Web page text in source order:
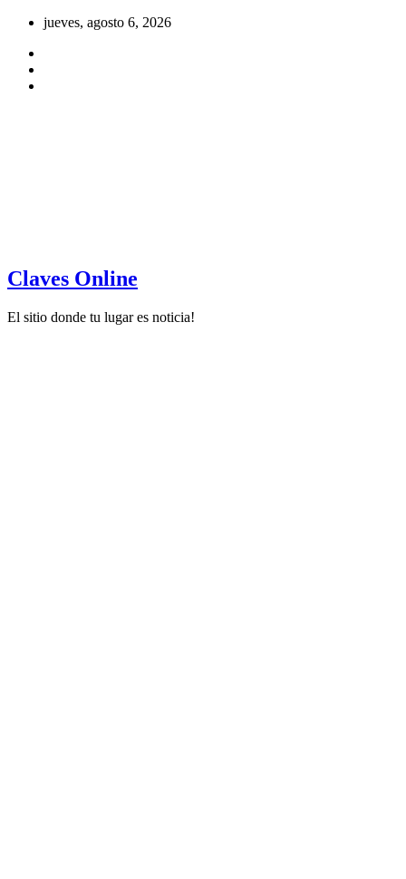
Saltar
contenido
jueves, agosto 6, 2026
Claves Online
El sitio donde tu lugar es noticia!